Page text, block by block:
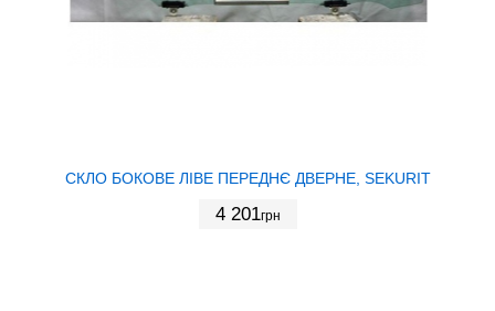
СКЛО БОКОВЕ ЛІВЕ ПЕРЕДНЄ ДВЕРНЕ, SEKURIT
4 201грн